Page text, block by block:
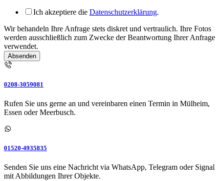
Ich akzeptiere die Datenschutzerklärung.
Wir behandeln Ihre Anfrage stets diskret und vertraulich. Ihre Fotos
werden ausschließlich zum Zwecke der Beantwortung Ihrer Anfrage
verwendet.
Absenden
0208-3059081
Rufen Sie uns gerne an und vereinbaren einen Termin in Mülheim,
Essen oder Meerbusch.
01520-4935835
Senden Sie uns eine Nachricht via WhatsApp, Telegram oder Signal
mit Abbildungen Ihrer Objekte.